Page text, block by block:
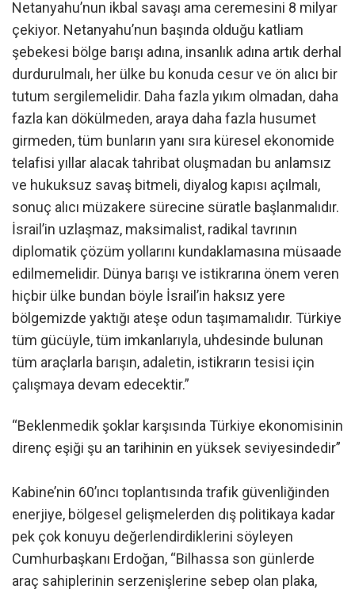
Netanyahu’nun ikbal savaşı ama ceremesini 8 milyar
çekiyor. Netanyahu’nun başında olduğu katliam
şebekesi bölge barışı adına, insanlık adına artık derhal
durdurulmalı, her ülke bu konuda cesur ve ön alıcı bir
tutum sergilemelidir. Daha fazla yıkım olmadan, daha
fazla kan dökülmeden, araya daha fazla husumet
girmeden, tüm bunların yanı sıra küresel ekonomide
telafisi yıllar alacak tahribat oluşmadan bu anlamsız
ve hukuksuz savaş bitmeli, diyalog kapısı açılmalı,
sonuç alıcı müzakere sürecine süratle başlanmalıdır.
İsrail’in uzlaşmaz, maksimalist, radikal tavrının
diplomatik çözüm yollarını kundaklamasına müsaade
edilmemelidir. Dünya barışı ve istikrarına önem veren
hiçbir ülke bundan böyle İsrail’in haksız yere
bölgemizde yaktığı ateşe odun taşımamalıdır. Türkiye
tüm gücüyle, tüm imkanlarıyla, uhdesinde bulunan
tüm araçlarla barışın, adaletin, istikrarın tesisi için
çalışmaya devam edecektir.”
“Beklenmedik şoklar karşısında Türkiye ekonomisinin
direnç eşiği şu an tarihinin en yüksek seviyesindedir”
Kabine’nin 60’ıncı toplantısında trafik güvenliğinden
enerjiye, bölgesel gelişmelerden dış politikaya kadar
pek çok konuyu değerlendirdiklerini söyleyen
Cumhurbaşkanı Erdoğan, “Bilhassa son günlerde
araç sahiplerinin serzenişlerine sebep olan plaka,